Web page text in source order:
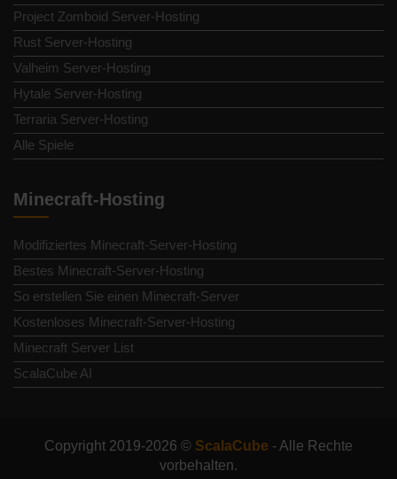
Project Zomboid Server-Hosting
Rust Server-Hosting
Valheim Server-Hosting
Hytale Server-Hosting
Terraria Server-Hosting
Alle Spiele
Minecraft-Hosting
Modifiziertes Minecraft-Server-Hosting
Bestes Minecraft-Server-Hosting
So erstellen Sie einen Minecraft-Server
Kostenloses Minecraft-Server-Hosting
Minecraft Server List
ScalaCube AI
Copyright 2019-2026 © ScalaCube - Alle Rechte
vorbehalten.